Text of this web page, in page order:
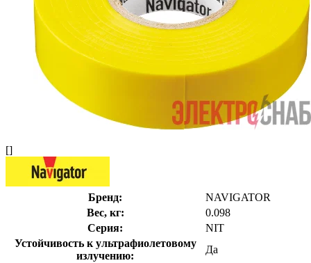
[]
Бренд:
NAVIGATOR
Вес, кг:
0.098
Серия:
NIT
Устойчивость к ультрафиолетовому
излучению:
Да